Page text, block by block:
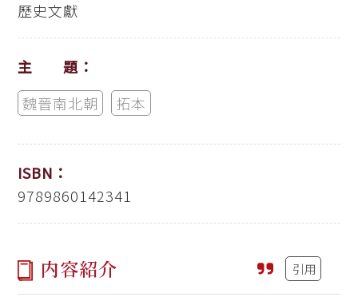
歷史文獻
主 題：
魏晉南北朝
拓本
ISBN：
9789860142341
内容紹介 引用